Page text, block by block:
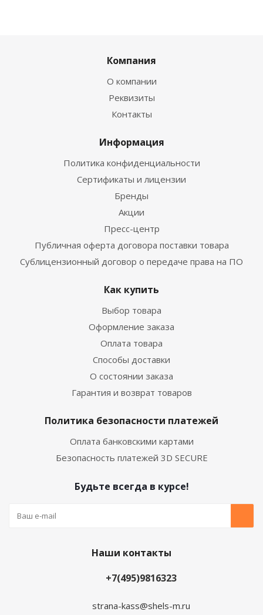
Компания
О компании
Реквизиты
Контакты
Информация
Политика конфиденциальности
Сертификаты и лицензии
Бренды
Акции
Пресс-центр
Публичная оферта договора поставки товара
Сублицензионный договор о передаче права на ПО
Как купить
Выбор товара
Оформление заказа
Оплата товара
Способы доставки
О состоянии заказа
Гарантия и возврат товаров
Политика безопасности платежей
Оплата банковскими картами
Безопасность платежей 3D SECURE
Будьте всегда в курсе!
Наши контакты
+7(495)9816323
strana-kass@shels-m.ru